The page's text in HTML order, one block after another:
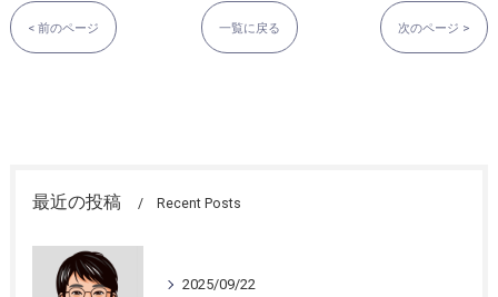
< 前のページ 一覧に戻る 次のページ >
最近の投稿 Recent Posts
2025/09/22